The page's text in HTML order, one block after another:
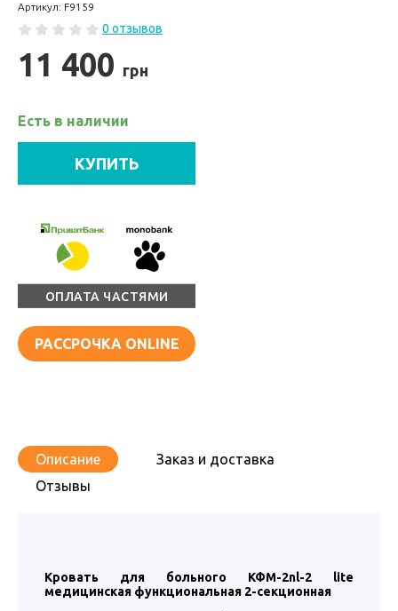
Артикул: F9159
0 отзывов
11 400 грн
Есть в наличии
КУПИТЬ
ОПЛАТА ЧАСТЯМИ
РАССРОЧКА ONLINE
Описание
Заказ и доставка
Отзывы
Кровать для больного КФМ-2nl-2 lite
медицинская функциональная 2-секционная